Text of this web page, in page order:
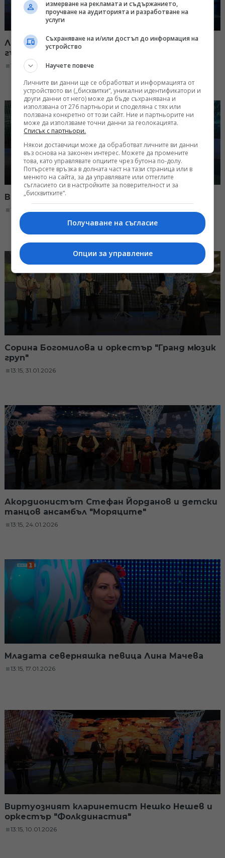
Лауреати от конкурса "Пендара" и
гъдуларят Борислав Гълъбов
13:15, 21.02.2026
Васко Денев и оркестър "Гергьовден"
13:15, 14.02.2026
Сорина Богомилова и оркестър "Гранд мюзик
груп"
13:15, 31.01.2026
Акордионистът Стефан Йорданов и детски
танцов ансамбъл "Моряците"
13:15, 24.01.2026
Младата северняшка певица Лина Мачева
13:15, 17.01.2026
Виртуозният кларинетист Нешко Нешев и
оркестър "Фолкдинастия"
13:15, 10.01.2026
измерване на рекламата и съдържанието,
проучване на аудиторията и разработване на
услуги
Съхраняване на и/или достъп до информация на
устройство
Научете повече
Личните ви данни ще се обработват и информацията от
устройството ви („бисквитки“, уникални идентификатори и
други данни от него) може да бъде съхранявана и
използвана от 276 партньори и споделяна с тях или
ползвана конкретно от този сайт. Ние и партньорите ни
може да използваме точни данни за геолокацията.
Списък с партньори.
Някои доставчици може да обработват личните ви данни
въз основа на законен интерес. Можете да промените
това, като управлявате опциите чрез бутона по-долу.
Потърсете връзка в долната част на тази страница или в
менюто на сайта, за да управлявате или оттеглите
съгласието си в настройките за поверителност и за
„бисквитките“.
Получаване на съгласие
Опции за управление